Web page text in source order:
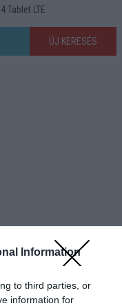
Information
to third parties, or
information for
Tablet LTE
ÚJ KERESÉS